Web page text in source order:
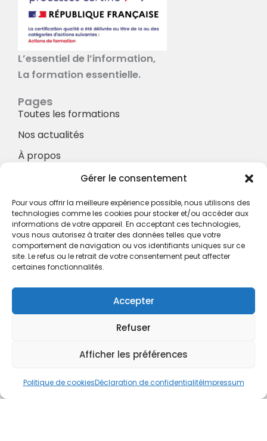
Gérer le consentement
Pour vous offrir la meilleure expérience possible, nous utilisons des
technologies comme les cookies pour stocker et/ou accéder aux
informations de votre appareil. En acceptant ces technologies,
vous nous autorisez à traiter des données telles que votre
comportement de navigation ou vos identifiants uniques sur ce
site. Le refus ou le retrait de votre consentement peut affecter
certaines fonctionnalités.
Accepter
Refuser
Afficher les préférences
Politique de cookiesDéclaration de confidentialitéImpressum
L’essentiel de l’information,
La formation essentielle.
Pages
Toutes les formations
Nos actualités
À propos
À propos
Hotel à proximité
Politique de confidentialité
CGV
cboukris@habitat-social.com